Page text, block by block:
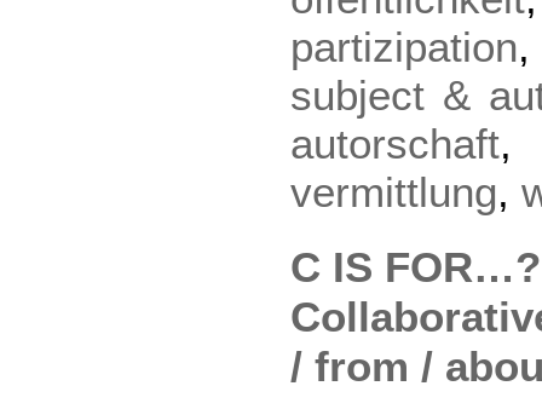
partizipation
subject &
autorschaft
vermittlung,
C IS
/ from /